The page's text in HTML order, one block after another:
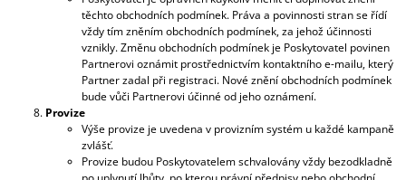
těchto obchodních podmínek. Práva a povinnosti stran se řídí
vždy tím zněním obchodních podmínek, za jehož účinnosti
vznikly. Změnu obchodních podmínek je Poskytovatel povinen
Partnerovi oznámit prostřednictvím kontaktního e-mailu, který
Partner zadal při registraci. Nové znění obchodních podmínek
bude vůči Partnerovi účinné od jeho oznámení.
Provize
Výše provize je uvedena v provizním systém u každé kampaně
zvlášť.
Provize budou Poskytovatelem schvalovány vždy bezodkladně